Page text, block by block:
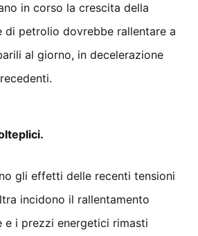
in corso la crescita della
di petrolio dovrebbe rallentare a
al giorno, in decelerazione
gli effetti delle recenti tensioni
incidono il rallentamento
e i prezzi energetici rimasti